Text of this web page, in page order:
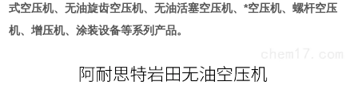
式空压机、无油旋齿空压机、无油活塞空压机、*空压机、螺杆空压
机、增压机、涂装设备等系列产品。